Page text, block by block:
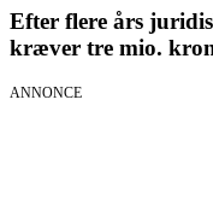
Efter flere års
kræver tre mio.
ANNONCE